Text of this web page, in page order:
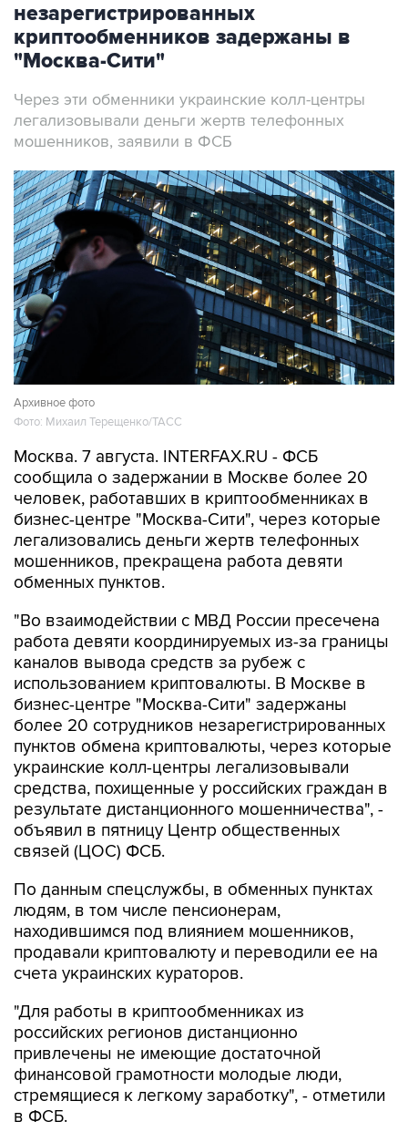
незарегистрированных
криптообменников задержаны в
"Москва-Сити"
Через эти обменники украинские колл-центры
легализовывали деньги жертв телефонных
мошенников, заявили в ФСБ
Архивное фото
Фото: Михаил Терещенко/ТАСС
Москва. 7 августа. INTERFAX.RU - ФСБ
сообщила о задержании в Москве более 20
человек, работавших в криптообменниках в
бизнес-центре "Москва-Сити", через которые
легализовались деньги жертв телефонных
мошенников, прекращена работа девяти
обменных пунктов.
"Во взаимодействии с МВД России пресечена
работа девяти координируемых из-за границы
каналов вывода средств за рубеж с
использованием криптовалюты. В Москве в
бизнес-центре "Москва-Сити" задержаны
более 20 сотрудников незарегистрированных
пунктов обмена криптовалюты, через которые
украинские колл-центры легализовывали
средства, похищенные у российских граждан в
результате дистанционного мошенничества", -
объявил в пятницу Центр общественных
связей (ЦОС) ФСБ.
По данным спецслужбы, в обменных пунктах
людям, в том числе пенсионерам,
находившимся под влиянием мошенников,
продавали криптовалюту и переводили ее на
счета украинских кураторов.
"Для работы в криптообменниках из
российских регионов дистанционно
привлечены не имеющие достаточной
финансовой грамотности молодые люди,
стремящиеся к легкому заработку", - отметили
в ФСБ.